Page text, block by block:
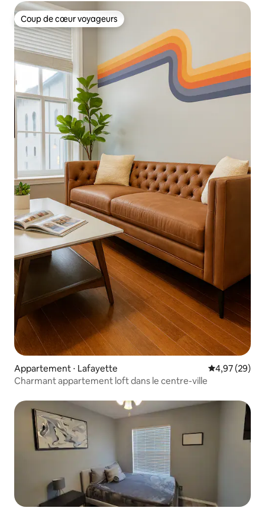
Coup de cœur voyageurs
Coup de cœur voyageurs
Appartement ⋅ Lafayette Évaluation
4,97 (29)
Charmant appartement loft dans le centre-ville